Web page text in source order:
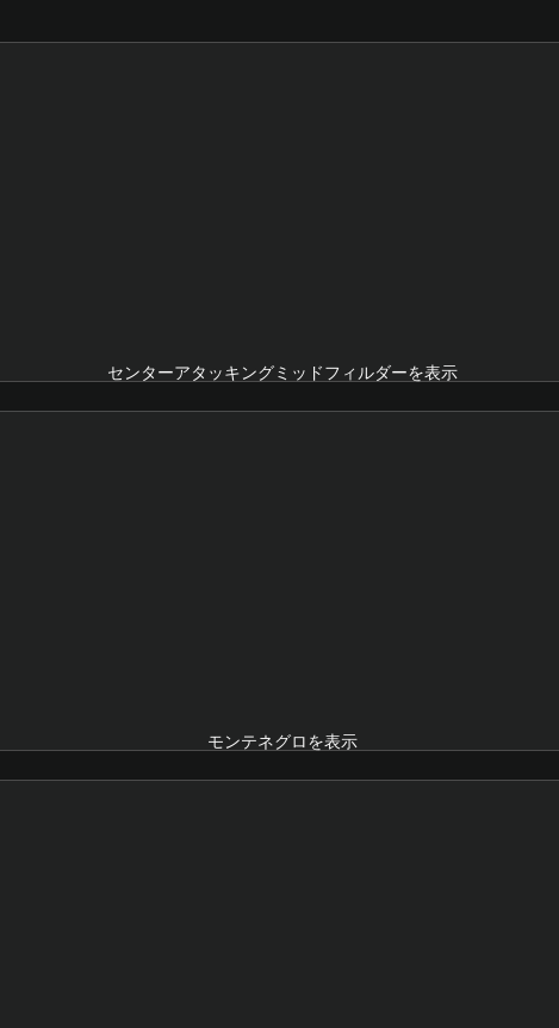
センターアタッキングミッドフィルダーを表示
モンテネグロを表示